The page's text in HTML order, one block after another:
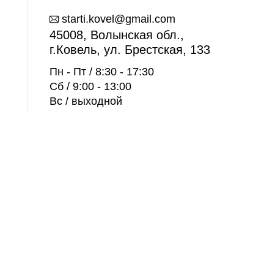
starti.kovel@gmail.com
45008, Волынская обл.,
г.Ковель, ул. Брестская, 133
Пн - Пт / 8:30 - 17:30
Сб / 9:00 - 13:00
Вс / выходной